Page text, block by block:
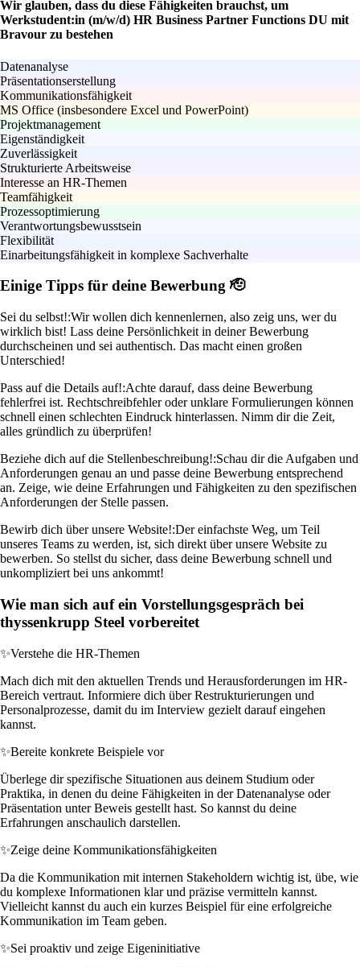
Wir glauben, dass du diese Fähigkeiten brauchst, um
Werkstudent:in (m/w/d) HR Business Partner Functions DU mit
Bravour zu bestehen
Datenanalyse
Präsentationserstellung
Kommunikationsfähigkeit
MS Office (insbesondere Excel und PowerPoint)
Projektmanagement
Eigenständigkeit
Zuverlässigkeit
Strukturierte Arbeitsweise
Interesse an HR-Themen
Teamfähigkeit
Prozessoptimierung
Verantwortungsbewusstsein
Flexibilität
Einarbeitungsfähigkeit in komplexe Sachverhalte
Einige Tipps für deine Bewerbung 🫡
Sei du selbst!:Wir wollen dich kennenlernen, also zeig uns, wer du
wirklich bist! Lass deine Persönlichkeit in deiner Bewerbung
durchscheinen und sei authentisch. Das macht einen großen
Unterschied!
Pass auf die Details auf!:Achte darauf, dass deine Bewerbung
fehlerfrei ist. Rechtschreibfehler oder unklare Formulierungen können
schnell einen schlechten Eindruck hinterlassen. Nimm dir die Zeit,
alles gründlich zu überprüfen!
Beziehe dich auf die Stellenbeschreibung!:Schau dir die Aufgaben und
Anforderungen genau an und passe deine Bewerbung entsprechend
an. Zeige, wie deine Erfahrungen und Fähigkeiten zu den spezifischen
Anforderungen der Stelle passen.
Bewirb dich über unsere Website!:Der einfachste Weg, um Teil
unseres Teams zu werden, ist, sich direkt über unsere Website zu
bewerben. So stellst du sicher, dass deine Bewerbung schnell und
unkompliziert bei uns ankommt!
Wie man sich auf ein Vorstellungsgespräch bei
thyssenkrupp Steel vorbereitet
✨Verstehe die HR-Themen
Mach dich mit den aktuellen Trends und Herausforderungen im HR-
Bereich vertraut. Informiere dich über Restrukturierungen und
Personalprozesse, damit du im Interview gezielt darauf eingehen
kannst.
✨Bereite konkrete Beispiele vor
Überlege dir spezifische Situationen aus deinem Studium oder
Praktika, in denen du deine Fähigkeiten in der Datenanalyse oder
Präsentation unter Beweis gestellt hast. So kannst du deine
Erfahrungen anschaulich darstellen.
✨Zeige deine Kommunikationsfähigkeiten
Da die Kommunikation mit internen Stakeholdern wichtig ist, übe, wie
du komplexe Informationen klar und präzise vermitteln kannst.
Vielleicht kannst du auch ein kurzes Beispiel für eine erfolgreiche
Kommunikation im Team geben.
✨Sei proaktiv und zeige Eigeninitiative